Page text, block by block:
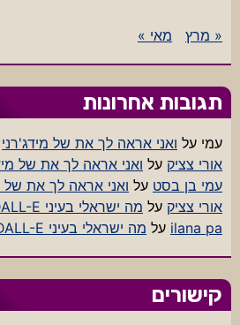
« מרץ מאי »
תגובות אחרונות
עמי על ואני אראה לך את של מידג'רני
אורי צציק על ואני אראה לך את של
עמי בן בסט על ואני אראה לך את של
אורי צציק על מה ישראלי בעיני DALL-E
ilana pa על מה ישראלי בעיני DALL-E
קישורים